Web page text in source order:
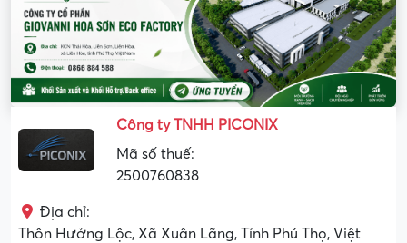
Công ty TNHH PICONIX
Mã số thuế:
2500760838
Địa chỉ:
Thôn Hưởng Lộc, Xã Xuân Lãng, Tỉnh Phú Thọ, Việt